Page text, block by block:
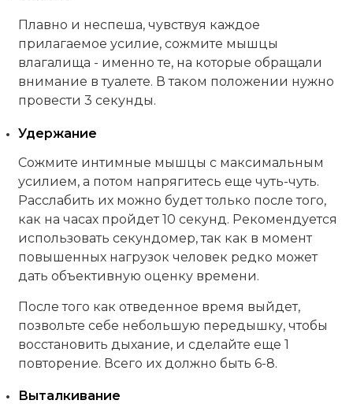
Плавно и неспеша, чувствуя каждое
прилагаемое усилие, сожмите мышцы
влагалища - именно те, на которые обращали
внимание в туалете. В таком положении нужно
провести 3 секунды.
Удержание
Сожмите интимные мышцы с максимальным
усилием, а потом напрягитесь еще чуть-чуть.
Расслабить их можно будет только после того,
как на часах пройдет 10 секунд. Рекомендуется
использовать секундомер, так как в момент
повышенных нагрузок человек редко может
дать объективную оценку времени.
После того как отведенное время выйдет,
позвольте себе небольшую передышку, чтобы
восстановить дыхание, и сделайте еще 1
повторение. Всего их должно быть 6-8.
Выталкивание